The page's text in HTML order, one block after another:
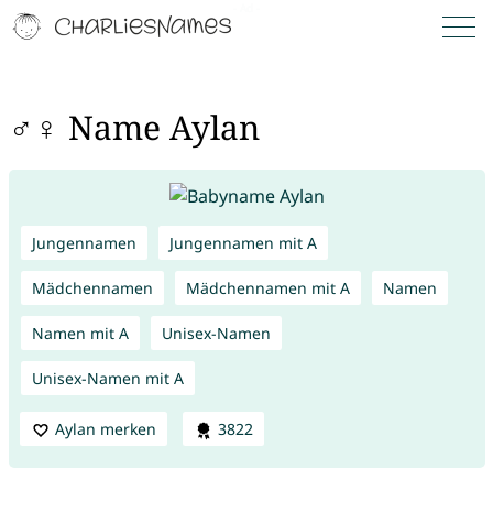
♂♀ Name Aylan
Jungennamen Jungennamen mit A
Mädchennamen Mädchennamen mit A Namen
Namen mit A Unisex-Namen
Unisex-Namen mit A
Aylan merken 3822